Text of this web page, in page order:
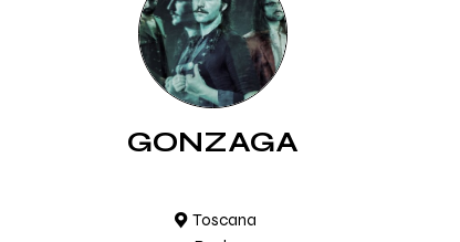
GONZAGA
Toscana